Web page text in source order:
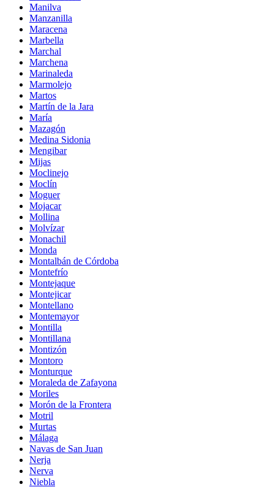
Manilva
Manzanilla
Maracena
Marbella
Marchal
Marchena
Marinaleda
Marmolejo
Martos
Martín de la Jara
María
Mazagón
Medina Sidonia
Mengibar
Mijas
Moclinejo
Moclín
Moguer
Mojacar
Mollina
Molvízar
Monachil
Monda
Montalbán de Córdoba
Montefrío
Montejaque
Montejicar
Montellano
Montemayor
Montilla
Montillana
Montizón
Montoro
Monturque
Moraleda de Zafayona
Moriles
Morón de la Frontera
Motril
Murtas
Málaga
Navas de San Juan
Nerja
Nerva
Niebla